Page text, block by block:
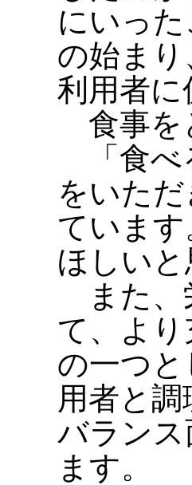
にいっ
の始ま
利用者
食事を
「食べ
をいた
ていま
ほしい
また、
て、よ
の一つ
用者と
バラン
ます。